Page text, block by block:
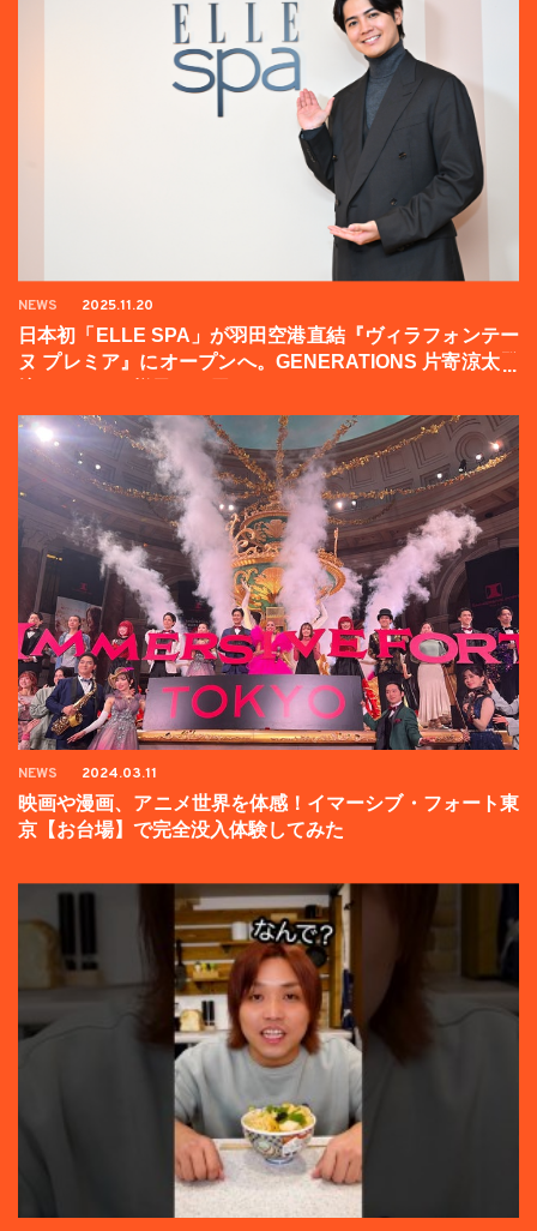
NEWS 2025.11.20
日本初「ELLE SPA」が羽田空港直結『ヴィラフォンテー
ヌ プレミア』にオープンへ。GENERATIONS 片寄涼太登
NEWS 2024.03.11
映画や漫画、アニメ世界を体感！イマーシブ・フォート東
京【お台場】で完全没入体験してみた